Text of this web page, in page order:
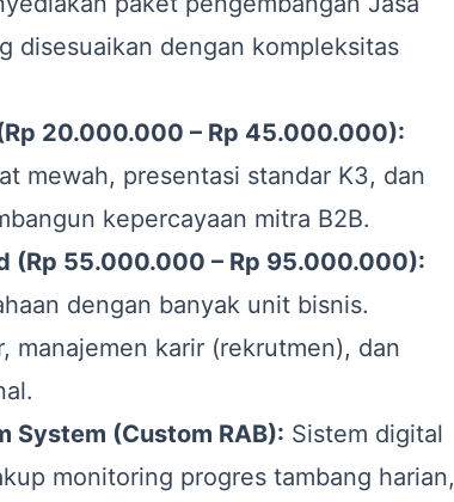
disesuaikan dengan kompleksitas
20.000.000 – Rp 45.000.000):
mewah, presentasi standar K3, dan
kepercayaan mitra B2B.
(Rp 55.000.000 – Rp 95.000.000):
dengan banyak unit bisnis.
manajemen karir (rekrutmen), dan
System (Custom RAB): Sistem digital
monitoring progres tambang harian,